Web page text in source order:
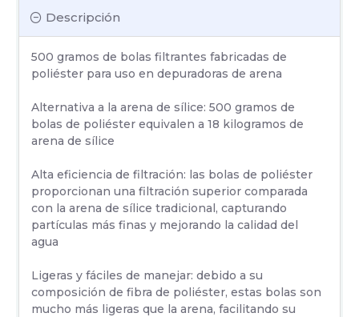
Descripción
500 gramos de bolas filtrantes fabricadas de
poliéster para uso en depuradoras de arena
Alternativa a la arena de sílice: 500 gramos de
bolas de poliéster equivalen a 18 kilogramos de
arena de sílice
Alta eficiencia de filtración: las bolas de poliéster
proporcionan una filtración superior comparada
con la arena de sílice tradicional, capturando
partículas más finas y mejorando la calidad del
agua
Ligeras y fáciles de manejar: debido a su
composición de fibra de poliéster, estas bolas son
mucho más ligeras que la arena, facilitando su